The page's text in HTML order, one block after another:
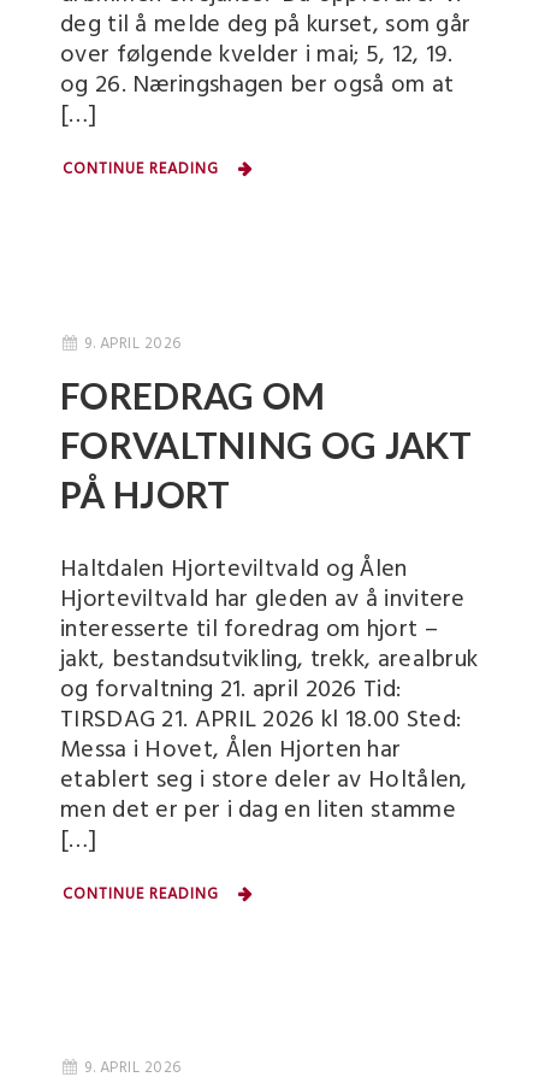
deg til å melde deg på kurset, som går
over følgende kvelder i mai; 5, 12, 19.
og 26. Næringshagen ber også om at
[…]
CONTINUE READING
9. APRIL 2026
FOREDRAG OM
FORVALTNING OG JAKT
PÅ HJORT
Haltdalen Hjorteviltvald og Ålen
Hjorteviltvald har gleden av å invitere
interesserte til foredrag om hjort –
jakt, bestandsutvikling, trekk, arealbruk
og forvaltning 21. april 2026 Tid:
TIRSDAG 21. APRIL 2026 kl 18.00 Sted:
Messa i Hovet, Ålen Hjorten har
etablert seg i store deler av Holtålen,
men det er per i dag en liten stamme
[…]
CONTINUE READING
9. APRIL 2026